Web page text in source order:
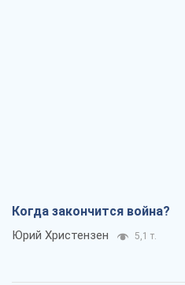
Когда закончится война?
Юрий Христензен 5,1 т.